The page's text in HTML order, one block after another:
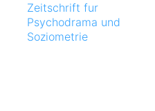
Zeitschrift fur
Psychodrama und
Soziometrie